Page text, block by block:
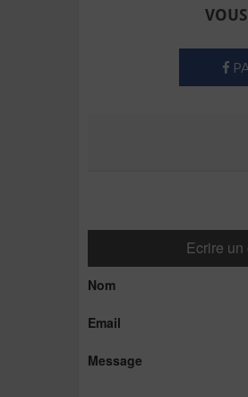
Ecrire un
Nom
Email
Message